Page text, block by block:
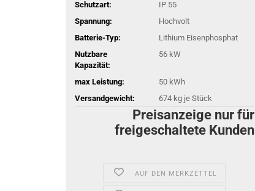
Schutzart:
IP 55
Spannung:
Hochvolt
Batterie-Typ:
Lithium Eisenphosphat
Nutzbare
Kapazität:
56 kW
max Leistung:
50 kWh
Versandgewicht:
674kg je Stück
Preisanzeige nur für
freigeschaltete Kunden
AUF DEN MERKZETTEL